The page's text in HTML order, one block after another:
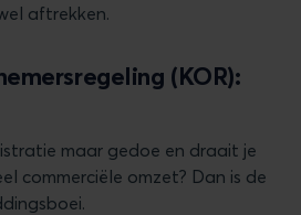
aftrekken.
(KOR):
maar gedoe en draait je
commerciële omzet? Dan is de